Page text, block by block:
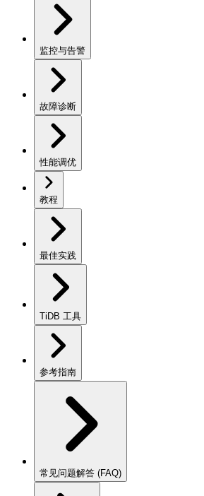
监控与告警
故障诊断
性能调优
教程
最佳实践
TiDB 工具
参考指南
常见问题解答 (FAQ)